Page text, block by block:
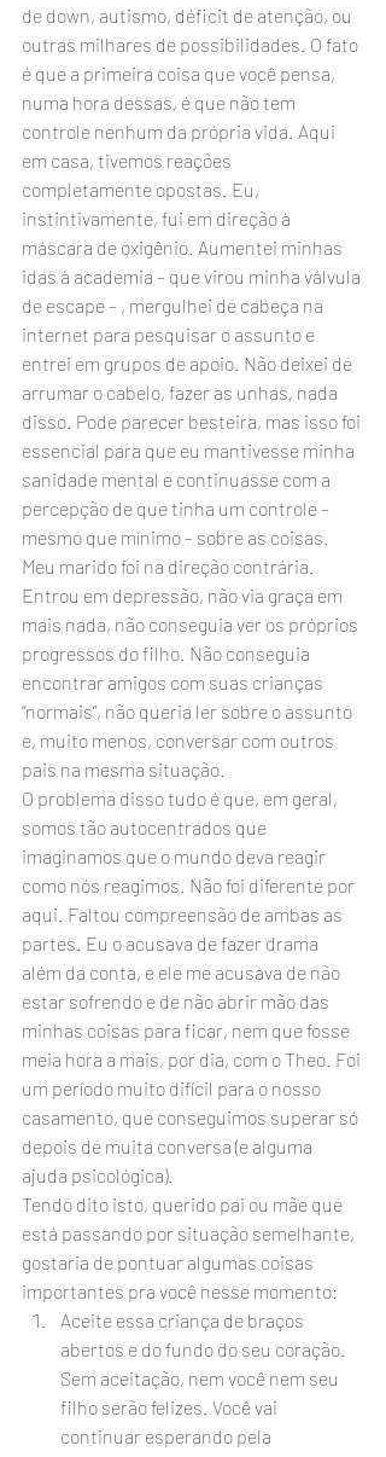
de down, autismo, déficit de atenção, ou
outras milhares de possibilidades. O fato
é que a primeira coisa que você pensa,
numa hora dessas, é que não tem
controle nenhum da própria vida. Aqui
em casa, tivemos reações
completamente opostas. Eu,
instintivamente, fui em direção à
máscara de oxigênio. Aumentei minhas
idas à academia – que virou minha válvula
de escape – , mergulhei de cabeça na
internet para pesquisar o assunto e
entrei em grupos de apoio. Não deixei de
arrumar o cabelo, fazer as unhas, nada
disso. Pode parecer besteira, mas isso foi
essencial para que eu mantivesse minha
sanidade mental e continuasse com a
percepção de que tinha um controle –
mesmo que mínimo – sobre as coisas.
Meu marido foi na direção contrária.
Entrou em depressão, não via graça em
mais nada, não conseguia ver os próprios
progressos do filho. Não conseguia
encontrar amigos com suas crianças
“normais”, não queria ler sobre o assunto
e, muito menos, conversar com outros
pais na mesma situação.
O problema disso tudo é que, em geral,
somos tão autocentrados que
imaginamos que o mundo deva reagir
como nós reagimos. Não foi diferente por
aqui. Faltou compreensão de ambas as
partes. Eu o acusava de fazer drama
além da conta, e ele me acusava de não
estar sofrendo e de não abrir mão das
minhas coisas para ficar, nem que fosse
meia hora a mais, por dia, com o Theo. Foi
um período muito difícil para o nosso
casamento, que conseguimos superar só
depois de muita conversa (e alguma
ajuda psicológica).
Tendo dito isto, querido pai ou mãe que
está passando por situação semelhante,
gostaria de pontuar algumas coisas
importantes pra você nesse momento:
Aceite essa criança de braços
abertos e do fundo do seu coração.
Sem aceitação, nem você nem seu
filho serão felizes. Você vai
continuar esperando pela